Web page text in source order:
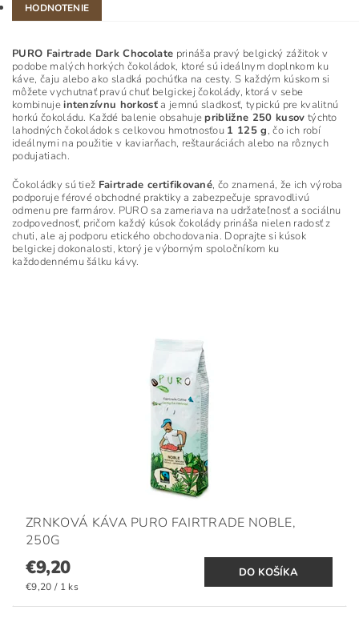
HODNOTENIE
PURO Fairtrade Dark Chocolate prináša pravý belgický zážitok v
podobe malých horkých čokoládok, ktoré sú ideálnym doplnkom ku
káve, čaju alebo ako sladká pochúťka na cesty. S každým kúskom si
môžete vychutnať pravú chuť belgickej čokolády, ktorá v sebe
kombinujeintenzívnu horkosťa jemnú sladkosť, typickú pre kvalitnú
horkú čokoládu. Každé balenie obsahujepribližne 250 kusov týchto
lahodných čokoládok s celkovou hmotnosťou 1 125 g, čo ich robí
ideálnymi na použitie v kaviarňach, reštauráciách alebo na rôznych
podujatiach.
Čokoládky sú tiež Fairtrade certifikované, čo znamená, že ich výroba
podporuje férové obchodné praktiky a zabezpečuje spravodlivú
odmenu pre farmárov. PURO sa zameriava na udržateľnosť a sociálnu
zodpovednosť, pričom každý kúsok čokolády prináša nielen radosť z
chuti, ale aj podporu etického obchodovania. Doprajte si kúsok
belgickej dokonalosti, ktorý je výborným spoločníkom ku
každodennému šálku kávy.
ZRNKOVÁ KÁVA PURO FAIRTRADE NOBLE,
250G
€9,20
€9,20 / 1 ks